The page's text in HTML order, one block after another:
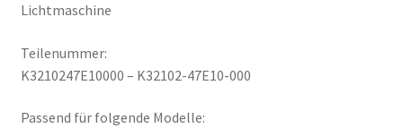
Lichtmaschine
Teilenummer:
K3210247E10000 – K32102-47E10-000
Passend für folgende Modelle: